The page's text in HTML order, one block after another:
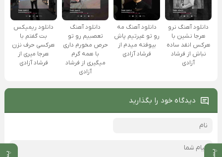
دانلود آهنگ نرو
هرجا نشین با
هرکس انقد ساده
نباش از فرشاد
آزادی
دانلود آهنگ مه
رو تو غیرتیم پاش
بیوفته میدم از
فرشاد آزادی
دانلود آهنگ
تعصبیم رو تو
حرص مخورم داری
با همه گرم
میگیری از فرشاد
آزادی
دانلود ریمیکس
بت گفتم با
هرکسی حرف نزن
هرجا میری از
فرشاد آزادی
دیدگاه خود را بگذارید